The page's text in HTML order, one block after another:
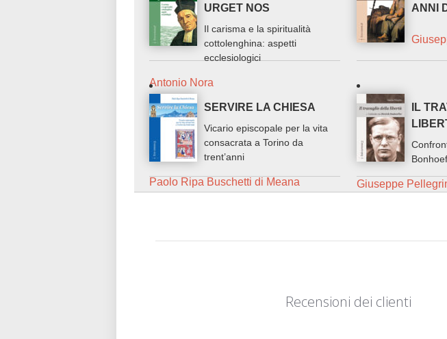
URGET NOS
Il carisma e la spiritualità
cottolenghina: aspetti
ecclesiologici
Antonio Nora
ANNI
SERVIRE LA CHIESA
Vicario episcopale per la vita
consacrata a Torino da
trent’anni
Paolo Ripa Buschetti di Meana
IL
Giuseppe
Recensioni dei clienti